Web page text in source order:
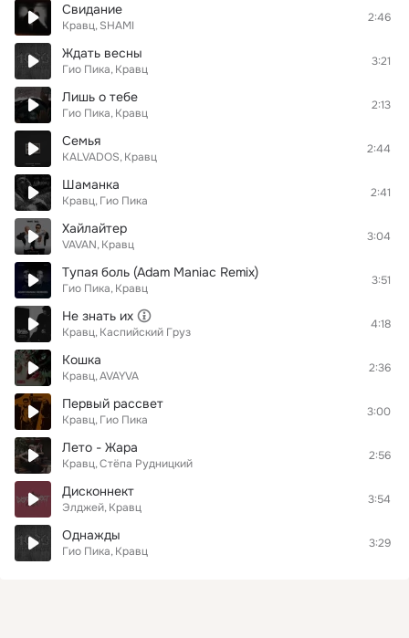
Свидание
Кравц SHAMI
2:46
Ждать весны
Гио Пика Кравц
3:21
Лишь о тебе
Гио Пика Кравц
2:13
Семья
KALVADOS Кравц
2:44
Шаманка
Кравц Гио Пика
2:41
Хайлайтер
VAVAN Кравц
3:04
Тупая боль (Adam Maniac Remix)
Гио Пика Кравц
3:51
Не знать их
Кравц Каспийский Груз
4:18
Кошка
Кравц AVAYVA
2:36
Первый рассвет
Кравц Гио Пика
3:00
Лето - Жара
Кравц Стёпа Рудницкий
2:56
Дисконнект
Элджей Кравц
3:54
Однажды
Гио Пика Кравц
3:29